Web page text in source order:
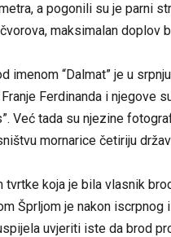
a pogonili su je parni
maksimalan doplov
imenom “Dalmat” je u
Ferdinanda i njegove
Već tada su njezine
mornarice četiriju
koja je bila vlasnik
Šprljom je nakon iscrpnog
uvjeriti iste da brod